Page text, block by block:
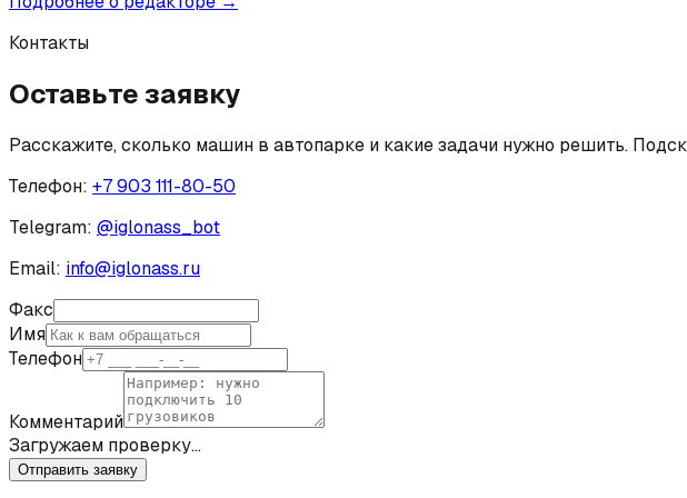
Контакты
Оставьте заявку
Расскажите, сколько машин в автопарке и какие задачи нужно решить.
Телефон: +7 903 111-80-50
Telegram: @iglonass_bot
Email: info@iglonass.ru
Факс
Имя
Телефон
Комментарий
Загружаем проверку…
Отправить заявку